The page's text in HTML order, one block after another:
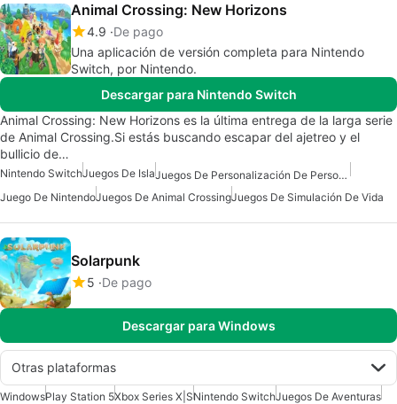
Animal Crossing: New Horizons
4.9 De pago
Una aplicación de versión completa para Nintendo
Switch, por Nintendo.
Descargar para Nintendo Switch
Animal Crossing: New Horizons es la última entrega de la larga serie
de Animal Crossing.Si estás buscando escapar del ajetreo y el
bullicio de…
Nintendo SwitchJuegos De Isla
Juegos De Personalización De Personajes
Juego De NintendoJuegos De Animal CrossingJuegos De Simulación De Vida
Solarpunk
5 De pago
Descargar para Windows
Otras plataformas
WindowsPlay Station 5Xbox Series X|SNintendo SwitchJuegos De Aventuras